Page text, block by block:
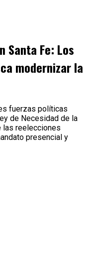
Santa Fe: Los
modernizar la
fuerzas políticas
de Necesidad de la
las reelecciones
presencial y